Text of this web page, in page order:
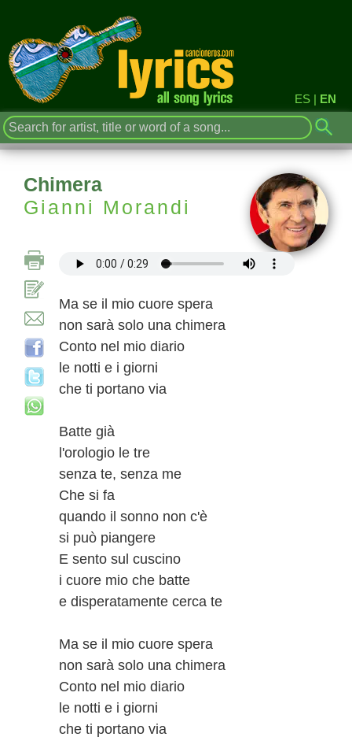
ES | EN
Chimera
Gianni Morandi
Ma se il mio cuore spera
non sarà solo una chimera
Conto nel mio diario
le notti e i giorni
che ti portano via
Batte già
l'orologio le tre
senza te, senza me
Che si fa
quando il sonno non c'è
si può piangere
E sento sul cuscino
i cuore mio che batte
e disperatamente cerca te
Ma se il mio cuore spera
non sarà solo una chimera
Conto nel mio diario
le notti e i giorni
che ti portano via